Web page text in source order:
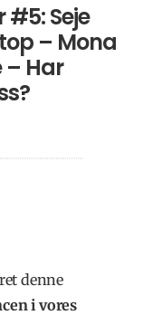
Seje
– Mona
– Har
denne
i vores